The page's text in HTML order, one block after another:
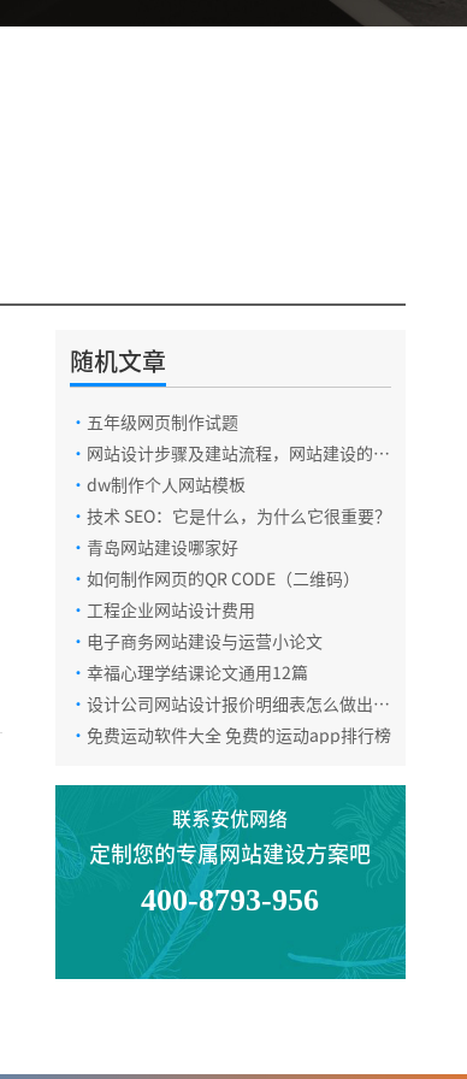
随机文章
· 五年级网页制作试题
· 网站设计步骤及建站流程，网站建设的5
个基本步骤
· dw制作个人网站模板
· 技术 SEO：它是什么，为什么它很重要？
· 青岛网站建设哪家好
· 如何制作网页的QR CODE（二维码）
· 工程企业网站设计费用
· 电子商务网站建设与运营小论文
· 幸福心理学结课论文通用12篇
· 设计公司网站设计报价明细表怎么做出来
· 免费运动软件大全 免费的运动app排行榜
联系安优网络
定制您的专属网站建设方案吧
400-8793-956